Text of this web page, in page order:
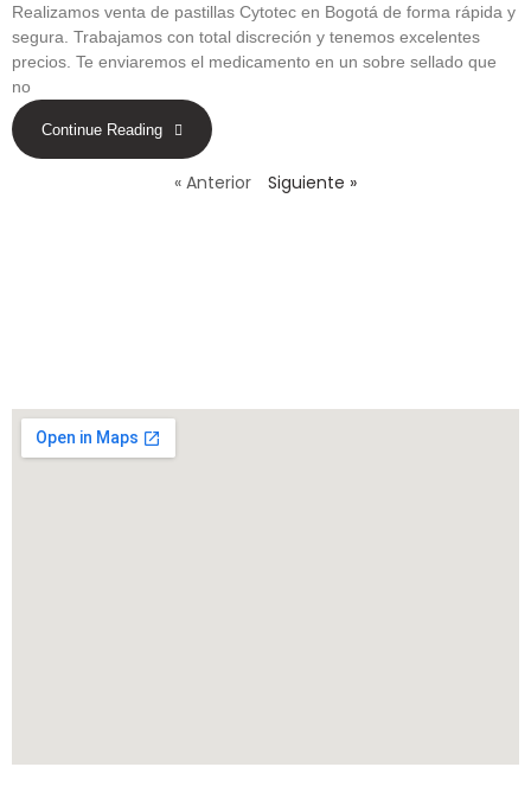
Realizamos venta de pastillas Cytotec en Bogotá de forma rápida y
segura. Trabajamos con total discreción y tenemos excelentes
precios. Te enviaremos el medicamento en un sobre sellado que
no
Continue Reading
« Anterior Siguiente »